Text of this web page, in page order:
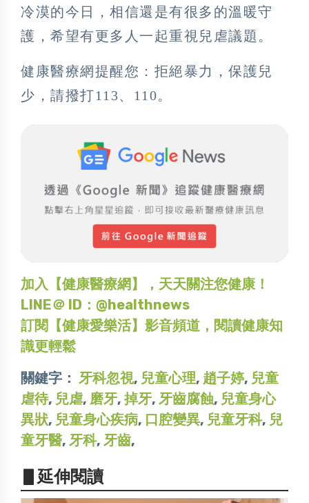
冷漠的今日，相信還是有很多的溫暖守
護，希望有更多人一起重視兒虐議題。
健康醫療網提醒您：拒絕暴力，保護兒
少，請撥打113、110。
加入【健康醫療網】，天天關注您健康！
LINE＠ ID：@healthnews
訂閱【健康愛樂活】影音頻道，閱讀健康知
識更輕鬆
關鍵字： 牙科忽視, 兒童心理, 趙子婷, 兒童
虐待, 兒虐, 磨牙, 掉牙, 牙齒腐蝕, 兒童身心
異狀, 兒童身心疾病, 口腔變異, 兒童牙科, 兒
童牙醫, 牙科, 牙齒,
▋延伸閱讀